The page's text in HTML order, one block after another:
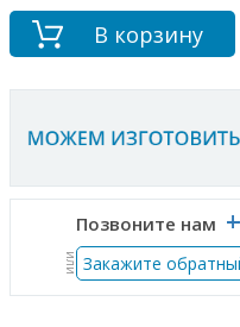
В корзину
Позвоните нам
или Закажите